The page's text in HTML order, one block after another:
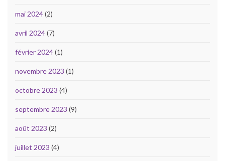
mai 2024(2)
avril 2024(7)
février 2024(1)
novembre 2023 (1)
octobre 2023 (4)
septembre 2023 (9)
août 2023 (2)
juillet 2023 (4)